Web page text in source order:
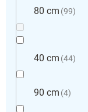
80 cm 99
40 cm 44
90 cm 4